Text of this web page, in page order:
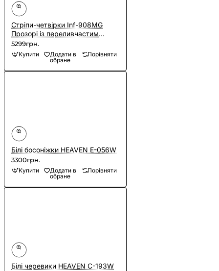
Cтріпи-четвірки Inf-908MG
Прозорі із переливчастим
глітером
5299грн.
Купити
Додати в
обране
Порівняти
Білі босоніжки HEAVEN E-056W
3300грн.
Купити
Додати в
обране
Порівняти
Білі черевики HEAVEN C-193W